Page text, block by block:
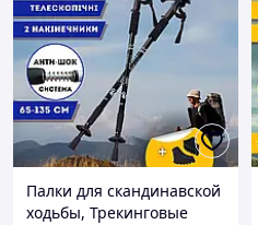
Палки для скандинавской
ходьбы, Трекинговые